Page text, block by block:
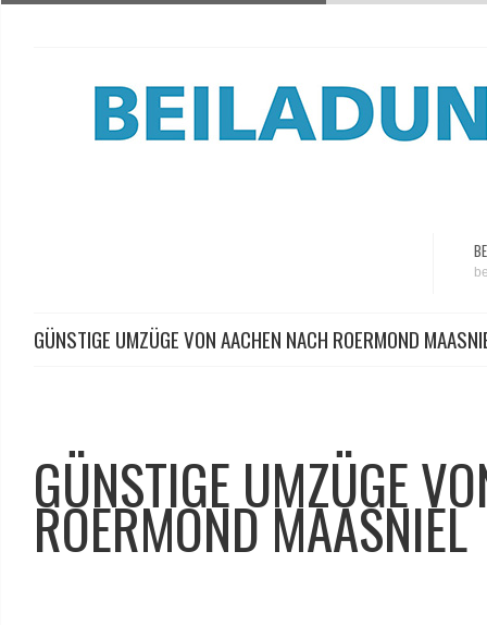
GÜNSTIGE UMZÜGE VON AACHEN NACH ROERMOND
GÜNSTIGE UMZÜGE
ROERMOND MAASNIEL